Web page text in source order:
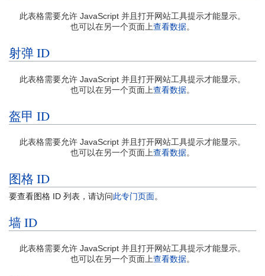
此表格需要允许 JavaScript 并且打开网站工具提示才能显示。
也可以在另一个页面上查看数据。
射弹 ID
此表格需要允许 JavaScript 并且打开网站工具提示才能显示。
也可以在另一个页面上查看数据。
盔甲 ID
此表格需要允许 JavaScript 并且打开网站工具提示才能显示。
也可以在另一个页面上查看数据。
图格 ID
要查看图格 ID 列表，请访问此专门页面。
墙 ID
此表格需要允许 JavaScript 并且打开网站工具提示才能显示。
也可以在另一个页面上查看数据。